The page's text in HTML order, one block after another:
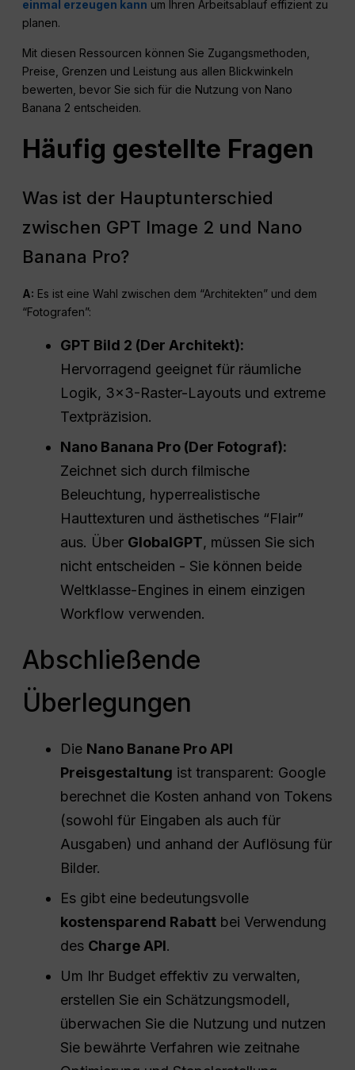
einmal erzeugen kann um Ihren Arbeitsablauf effizient zu
planen.
Mit diesen Ressourcen können Sie Zugangsmethoden,
Preise, Grenzen und Leistung aus allen Blickwinkeln
bewerten, bevor Sie sich für die Nutzung von Nano
Banana 2 entscheiden.
Häufig gestellte Fragen
Was ist der Hauptunterschied
zwischen GPT Image 2 und Nano
Banana Pro?
A: Es ist eine Wahl zwischen dem “Architekten” und dem
“Fotografen”:
GPT Bild 2 (Der Architekt):
Hervorragend geeignet für räumliche
Logik, 3×3-Raster-Layouts und extreme
Textpräzision.
Nano Banana Pro (Der Fotograf):
Zeichnet sich durch filmische
Beleuchtung, hyperrealistische
Hauttexturen und ästhetisches “Flair”
aus. Über GlobalGPT, müssen Sie sich
nicht entscheiden - Sie können beide
Weltklasse-Engines in einem einzigen
Workflow verwenden.
Abschließende
Überlegungen
Die Nano Banane Pro API
Preisgestaltung ist transparent: Google
berechnet die Kosten anhand von Tokens
(sowohl für Eingaben als auch für
Ausgaben) und anhand der Auflösung für
Bilder.
Es gibt eine bedeutungsvolle
kostensparend Rabatt bei Verwendung
des Charge API.
Um Ihr Budget effektiv zu verwalten,
erstellen Sie ein Schätzungsmodell,
überwachen Sie die Nutzung und nutzen
Sie bewährte Verfahren wie zeitnahe